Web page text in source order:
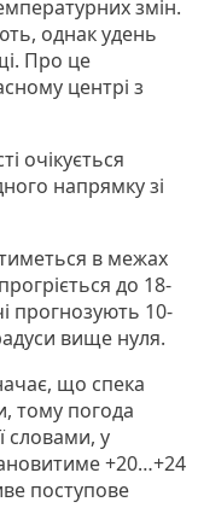
змін.
однак удень
Про це
центрі з
очікується
напрямку зі
в межах
до 18-
прогнозують 10-
вище нуля.
що спека
тому погода
словами, у
+20…+24
поступове